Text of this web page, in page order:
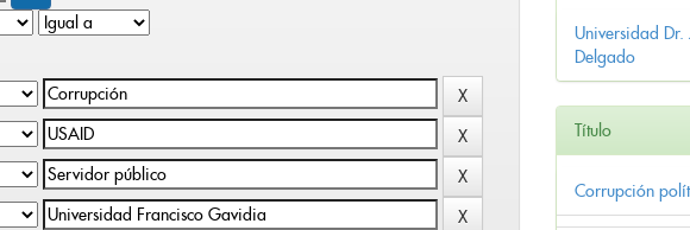
Universidad Dr.
Delgado
Título
Corrupción